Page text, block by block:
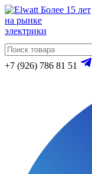
Более 15 лет
на рынке
электрики
+7 (926) 786 81 51